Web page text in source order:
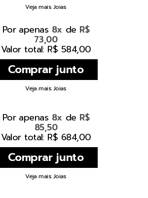
Veja mais Joias
Por apenas 8x de R$
73,00
Valor total: R$ 584,00
Veja mais Joias
Por apenas 8x de R$
85,50
Valor total: R$ 684,00
Veja mais Joias